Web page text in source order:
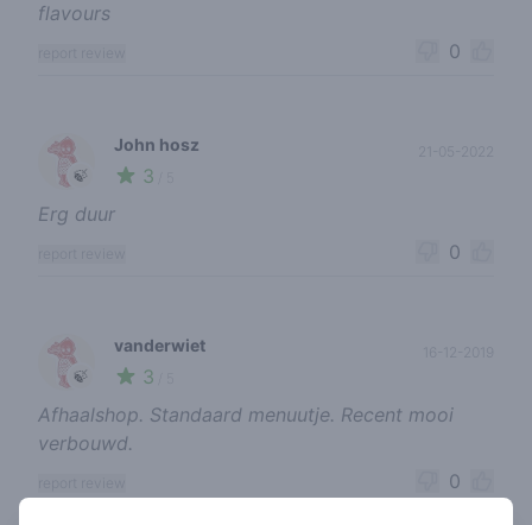
flavours
0
🍃
John hosz
3
Erg duur
0
🍃
vanderwiet
3
Afhaalshop. Standaard menuutje. Recent mooi
verbouwd.
0